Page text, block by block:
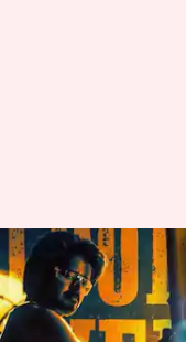
லியோ
சிறப்பு